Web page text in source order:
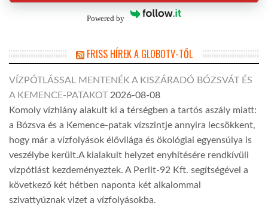
Powered by
FRISS HÍREK A GLOBOTV-TŐL
VÍZPÓTLÁSSAL MENTENÉK A KISZÁRADÓ BÓZSVÁT ÉS
A KEMENCE-PATAKOT 2026-08-08
Komoly vízhiány alakult ki a térségben a tartós aszály miatt:
a Bózsva és a Kemence-patak vízszintje annyira lecsökkent,
hogy már a vízfolyások élővilága és ökológiai egyensúlya is
veszélybe került.A kialakult helyzet enyhítésére rendkívüli
vízpótlást kezdeményeztek. A Perlit-92 Kft. segítségével a
következő két hétben naponta két alkalommal
szivattyúznak vizet a vízfolyásokba.